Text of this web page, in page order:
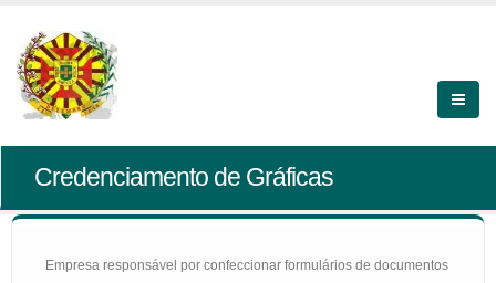
Credenciamento de Gráficas
Empresa responsável por confeccionar formulários de documentos